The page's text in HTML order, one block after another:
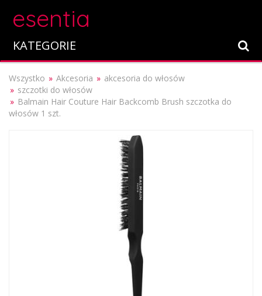
esentia
KATEGORIE
Wszystko Akcesoria
akcesoria do włosów
szczotki do włosów
Balmain Hair Couture Hair Backcomb Brush szczotka do
włosów 1 szt.